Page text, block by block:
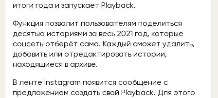
итоги года и запускает Playback.
Функция позволит пользователям поделиться
десятью историями за весь 2021 год, которые
соцсеть отберёт сама. Каждый сможет удалить,
добавить или отредактировать истории,
находящиеся в архиве.
В ленте Instagram появится сообщение с
предложением создать свой Playback. Для этого